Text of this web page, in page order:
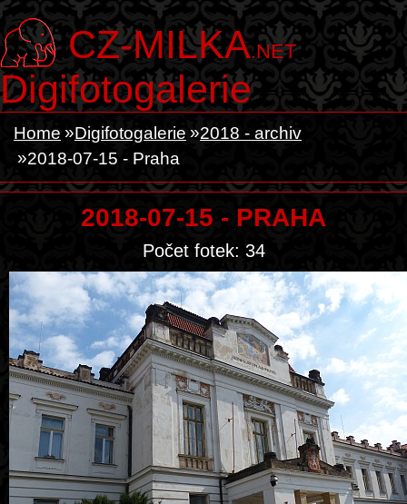
CZ-MILKA.NET
Digifotogalerie
Home Digifotogalerie
2018 - archiv
2018-07-15 - Praha
2018-07-15 - PRAHA
Počet fotek: 34